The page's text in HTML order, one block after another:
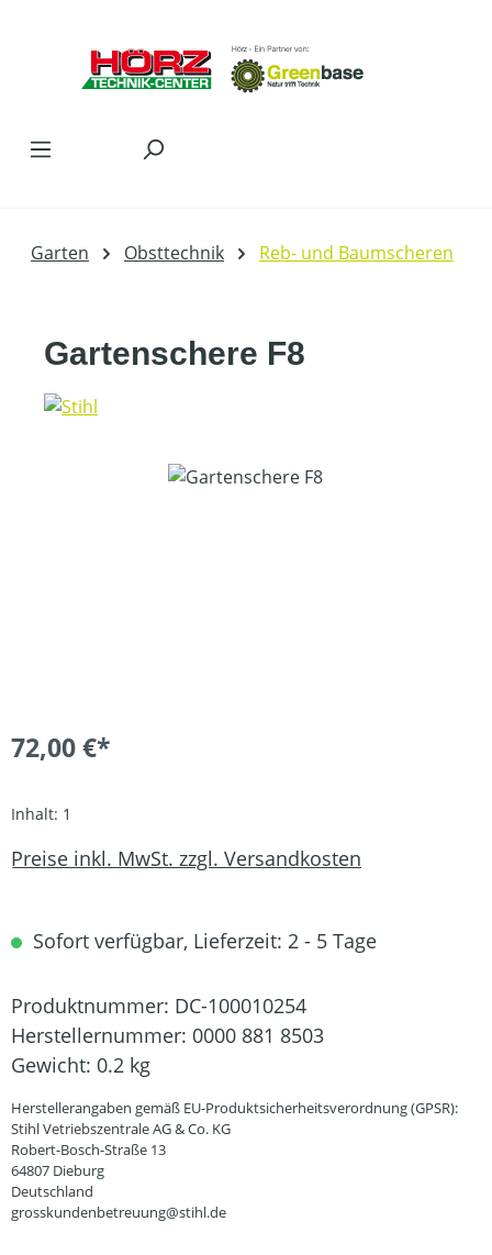
Garten Obsttechnik Reb- und Baumscheren
Gartenschere F8
Bildergalerie überspringen
72,00 €*
Inhalt: 1
Preise inkl. MwSt. zzgl. Versandkosten
Sofort verfügbar, Lieferzeit: 2 - 5 Tage
Produktnummer: DC-100010254
Herstellernummer: 0000 881 8503
Gewicht: 0.2 kg
Herstellerangaben gemäß EU-Produktsicherheitsverordnung (GPSR):
Stihl Vetriebszentrale AG & Co. KG
Robert-Bosch-Straße 13
64807 Dieburg
Deutschland
grosskundenbetreuung@stihl.de